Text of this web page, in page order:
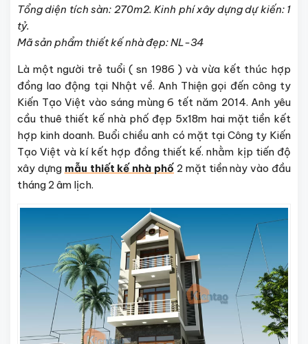
Tổng diện tích sàn: 270m2. Kinh phí xây dựng dự kiến: 1
tỷ.
Mã sản phẩm thiết kế nhà đẹp: NL-34
Là một người trẻ tuổi ( sn 1986 ) và vừa kết thúc hợp
đồng lao động tại Nhật về. Anh Thiện gọi đến công ty
Kiến Tạo Việt vào sáng mùng 6 tết năm 2014. Anh yêu
cầu thuê thiết kế nhà phố đẹp 5x18m hai mặt tiền kết
hợp kinh doanh. Buổi chiều anh có mặt tại Công ty Kiến
Tạo Việt và kí kết hợp đồng thiết kế. nhằm kịp tiến độ
xây dựng mẫu thiết kế nhà phố 2 mặt tiền này vào đầu
tháng 2 âm lịch.